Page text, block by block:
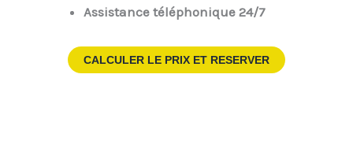
Assistance téléphonique 24/7
CALCULER LE PRIX ET RESERVER